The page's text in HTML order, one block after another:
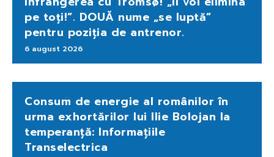
pe toți!”. DOUĂ nume „se luptă”
pentru poziția de antrenor.
6 august 2026
Consum de energie al românilor în
urma exhortărilor lui Ilie Bolojan la
temperanță: Informațiile
Transelectrica